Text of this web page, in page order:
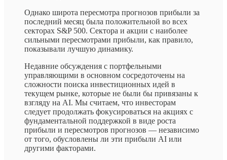
Однако широта пересмотра прогнозов прибыли за
последний месяц была положительной во всех
секторах S&P 500. Сектора и акции с наиболее
сильными пересмотрами прибыли, как правило,
показывали лучшую динамику.
Недавние обсуждения с портфельными
управляющими в основном сосредоточены на
сложности поиска инвестиционных идей в
текущем рынке, которые не были бы привязаны к
взгляду на AI. Мы считаем, что инвесторам
следует продолжать фокусироваться на акциях с
фундаментальной поддержкой в виде роста
прибыли и пересмотров прогнозов — независимо
от того, обусловлены ли эти прибыли AI или
другими факторами.